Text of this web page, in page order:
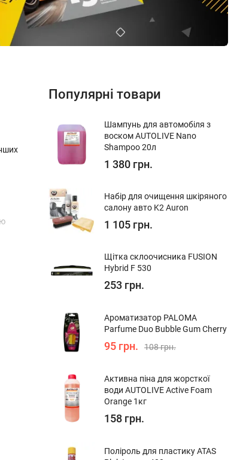
Популярні товари
Шампунь для автомобіля з
воском AUTOLIVE Nano
Shampoo 20л
1 380 грн.
Набір для очищення шкіряного
салону авто K2 Auron
1 105 грн.
Щітка склоочисника FUSION
Hybrid F 530
253 грн.
Ароматизатор PALOMA
Parfume Duo Bubble Gum Cherry
95 грн. 108 грн.
Активна піна для жорсткої
води AUTOLIVE Active Foam
Orange 1кг
158 грн.
Поліроль для пластику ATAS